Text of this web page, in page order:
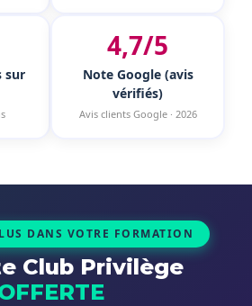
sur
4,7/5
Note Google (avis
vérifiés)
Avis clients Google · 2026
DANS VOTRE FORMATION
Club Privilège